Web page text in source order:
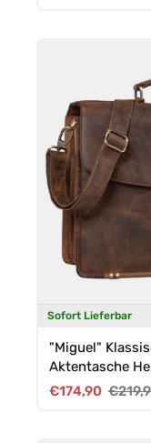
Sofort Lieferbar
"Miguel"
Aktentasche
Verkaufspreis
€174,90